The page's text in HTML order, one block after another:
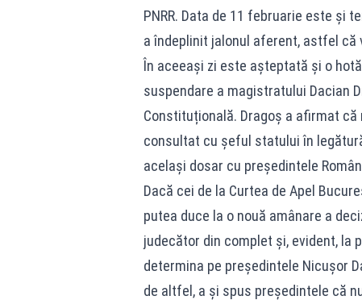
PNRR. Data de 11 februarie este și
a îndeplinit jalonul aferent, astfel
În aceeași zi este așteptată și o
suspendare a magistratului Dacian
Constituțională. Dragoș a afirmat
consultat cu șeful statului în
același dosar cu președintele
Dacă cei de la Curtea de Apel
putea duce la o nouă amânare a
judecător din complet și, evident, la
determina pe președintele Nicușor
de altfel, a și spus președintele că